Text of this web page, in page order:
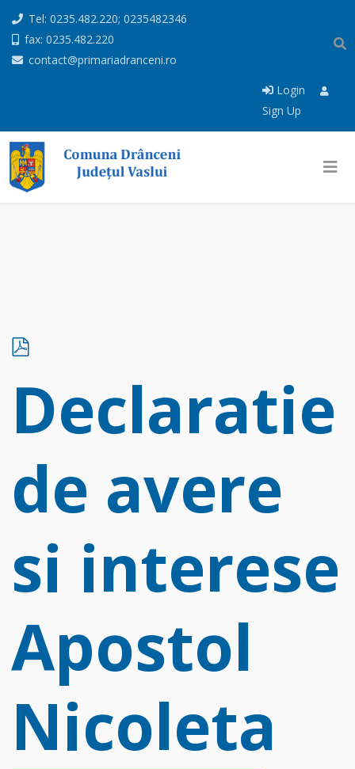
Tel: 0235.482.220; 0235482346
fax: 0235.482.220
contact@primariadranceni.ro
Login
Sign Up
d
f
Declaratie
de avere
si interese
Apostol
Nicoleta